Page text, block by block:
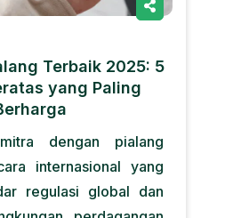
Terbaik 2025: 5
yang Paling
dengan pialang
internasional yang
regulasi global dan